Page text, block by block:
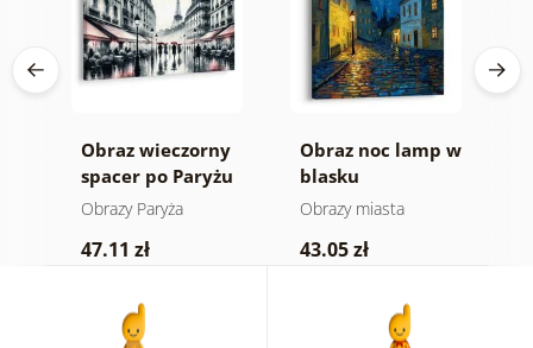
Obraz wieczorny
spacer po Paryżu
Obrazy Paryża
47.11 zł
Obraz noc lamp w
blasku
Obrazy miasta
43.05 zł